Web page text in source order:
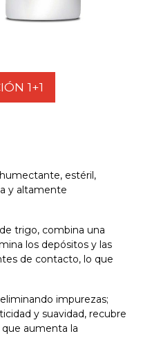
1+1
estéril,
y altamente
trigo, combina una
los depósitos y las
de contacto, lo que
impurezas;
y suavidad, recubre
aumenta la